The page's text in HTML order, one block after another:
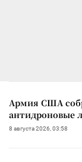
Армия США
антидроновые
8 августа 2026, 03:58